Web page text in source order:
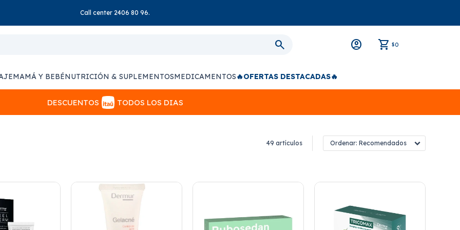
Call center 2406 80 96.
$0
MAMÁ Y BEBÉNUTRICIÓN & SUPLEMENTOSMEDICAMENTOS🔥OFERTAS DESTACADAS🔥
DESCUENTOS TODOS LOS DIAS
49 artículos Recomendados